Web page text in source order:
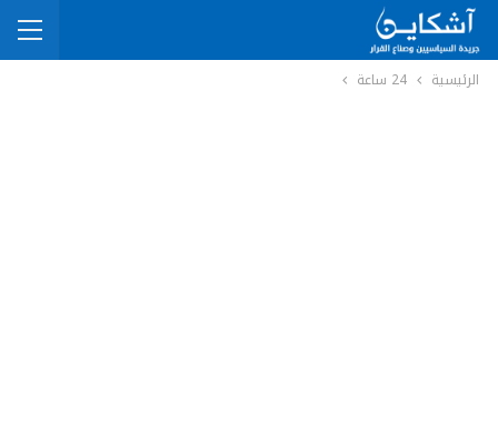
الرئيسية 24 ساعة